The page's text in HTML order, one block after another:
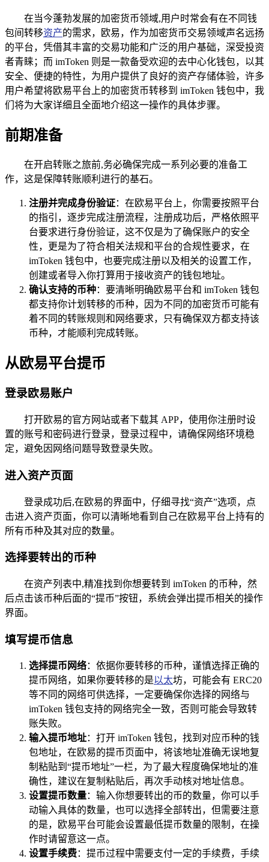
在当今蓬勃发展的加密货币领域,用户时常会有在不同钱
包间转移资产的需求，欧易，作为加密货币交易领域声名远扬
的平台，凭借其丰富的交易功能和广泛的用户基础，深受投资
者青睐；而 imToken 则是一款备受欢迎的去中心化钱包，以其
安全、便捷的特性，为用户提供了良好的资产存储体验，许多
用户希望将欧易平台上的加密货币转移到 imToken 钱包中，我
们将为大家详细且全面地介绍这一操作的具体步骤。
前期准备
在开启转账之旅前,务必确保完成一系列必要的准备工
作，这是保障转账顺利进行的基石。
注册并完成身份验证：在欧易平台上，你需要按照平台
的指引，逐步完成注册流程，注册成功后，严格依照平
台要求进行身份验证，这不仅是为了确保账户的安全
性，更是为了符合相关法规和平台的合规性要求，在
imToken 钱包中，也要完成注册以及相关的设置工作，
创建或者导入你打算用于接收资产的钱包地址。
确认支持的币种：要清晰明确欧易平台和 imToken 钱包
都支持你计划转移的币种，因为不同的加密货币可能有
着不同的转账规则和网络要求，只有确保双方都支持该
币种，才能顺利完成转账。
从欧易平台提币
登录欧易账户
打开欧易的官方网站或者下载其 APP，使用你注册时设
置的账号和密码进行登录，登录过程中，请确保网络环境稳
定，避免因网络问题导致登录失败。
进入资产页面
登录成功后,在欧易的界面中，仔细寻找“资产”选项，点
击进入资产页面，你可以清晰地看到自己在欧易平台上持有的
所有币种及其对应的数量。
选择要转出的币种
在资产列表中,精准找到你想要转到 imToken 的币种，然
后点击该币种后面的“提币”按钮，系统会弹出提币相关的操作
界面。
填写提币信息
选择提币网络：依据你要转移的币种，谨慎选择正确的
提币网络，如果你要转移的是以太坊，可能会有 ERC20
等不同的网络可供选择，一定要确保你选择的网络与
imToken 钱包支持的网络完全一致，否则可能会导致转
账失败。
输入提币地址：打开 imToken 钱包，找到对应币种的钱
包地址，在欧易的提币页面中，将该地址准确无误地复
制粘贴到“提币地址”一栏，为了最大程度确保地址的准
确性，建议在复制粘贴后，再次手动核对地址信息。
设置提币数量：输入你想要转出的币的数量，你可以手
动输入具体的数量，也可以选择全部转出，但需要注意
的是，欧易平台可能会设置最低提币数量的限制，在操
作时请留意这一点。
设置手续费：提币过程中需要支付一定的手续费，手续